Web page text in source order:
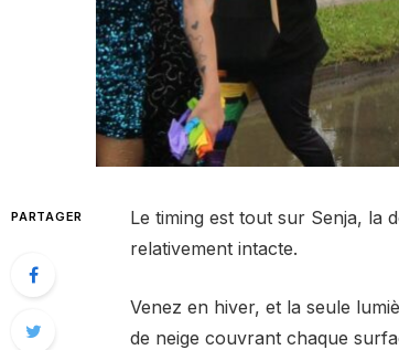
PARTAGER
Le timing est tout sur Senja, la
relativement intacte.
Venez en hiver, et la seule
de neige couvrant chaque